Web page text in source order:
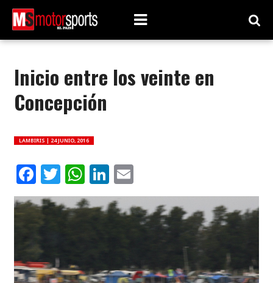
Inicio entre los veinte en
Concepción
LAMBIRIS | 24 JUNIO, 2016
Facebook
Twitter
WhatsApp
LinkedIn
Email